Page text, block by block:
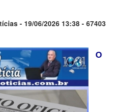
- 19/06/2026 13:38 - 67403
O